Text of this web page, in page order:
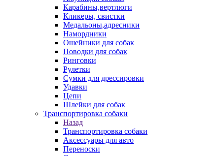
Карабины,вертлюги
Кликеры, свистки
Медальоны,адресники
Намордники
Ошейники для собак
Поводки для собак
Ринговки
Рулетки
Сумки для дрессировки
Удавки
Цепи
Шлейки для собак
Транспортировка собаки
Назад
Транспортировка собаки
Аксессуары для авто
Переноски